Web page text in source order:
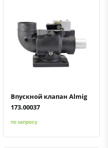
Быстрый просмотрДобавить к сравнению
Добавить в избранное
Впускной клапан Almig
173.00037
по запросу